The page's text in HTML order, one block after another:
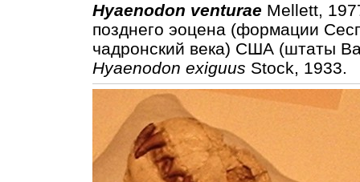
Hyaenodon venturae Mellett,
позднего эоцена (формации
чадронский века) США (штаты
Hyaenodon exiguus Stock, 1933.